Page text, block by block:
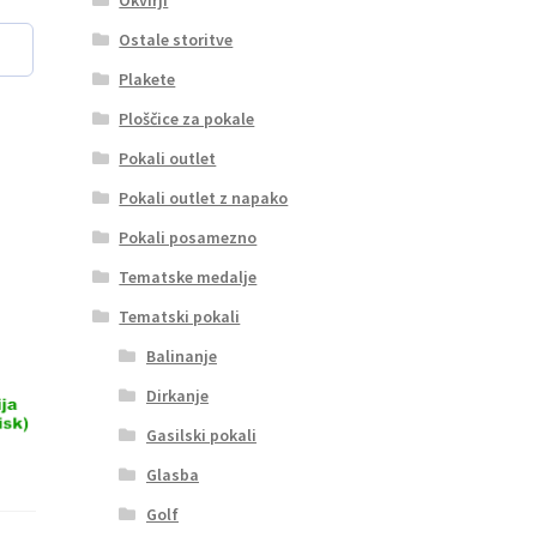
Ostale storitve
Plakete
Ploščice za pokale
Pokali outlet
Pokali outlet z napako
Pokali posamezno
Tematske medalje
Tematski pokali
Balinanje
Dirkanje
Gasilski pokali
Glasba
Golf